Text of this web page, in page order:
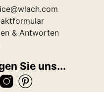
& Antworten
Sie uns...